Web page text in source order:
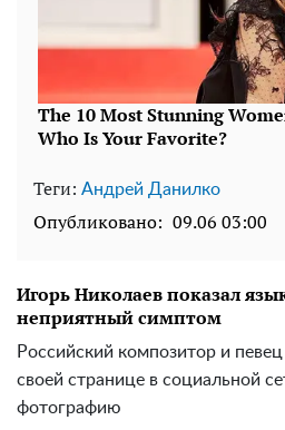
Теги: Андрей Данилко
Опубликовано: 09.06 03:00
Игорь Николаев показал
неприятный симптом
Российский композитор и
своей странице в социальной
фотографию